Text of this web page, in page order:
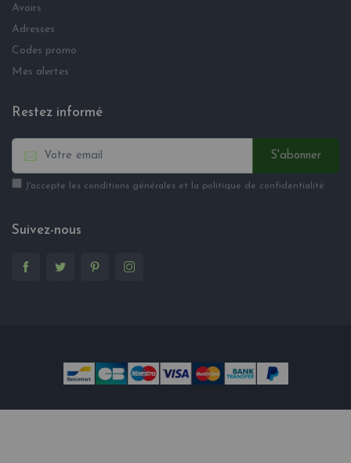
Avoirs
Adresses
Codes promo
Mes alertes
Restez informé
S'abonner
J'accepte les conditions générales et la politique de confidentialité
Suivez-nous